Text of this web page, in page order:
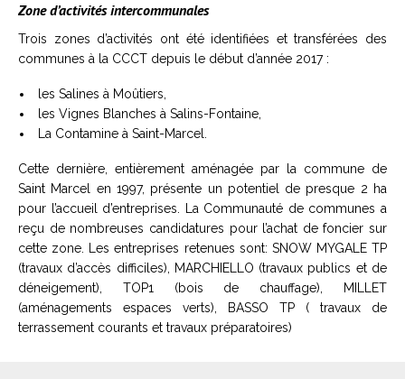
Zone d’activités intercommunales
Trois zones d’activités ont été identifiées et transférées des
communes à la CCCT depuis le début d’année 2017 :
les Salines à Moûtiers,
les Vignes Blanches à Salins-Fontaine,
La Contamine à Saint-Marcel.
Cette dernière, entièrement aménagée par la commune de
Saint Marcel en 1997, présente un potentiel de presque 2 ha
pour l’accueil d’entreprises. La Communauté de communes a
reçu de nombreuses candidatures pour l’achat de foncier sur
cette zone. Les entreprises retenues sont: SNOW MYGALE TP
(travaux d’accès difficiles), MARCHIELLO (travaux publics et de
déneigement), TOP1 (bois de chauffage), MILLET
(aménagements espaces verts), BASSO TP ( travaux de
terrassement courants et travaux préparatoires)